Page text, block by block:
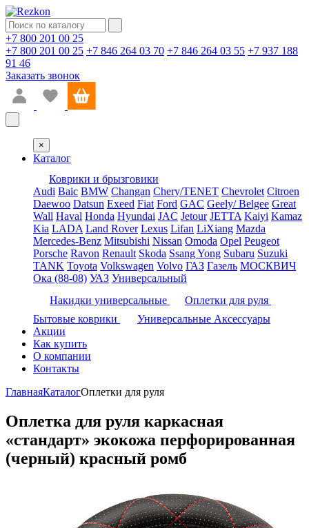
+7 800 201 00 25
+7 800 201 00 25 +7 846 264 03 70 +7 846 264 03 55 +7 937 188
91 46
Заказать звонок
×
Каталог
Коврики и брызговики
Audi Baic BMW Changan Chery/TENET Chevrolet Citroen
Daewoo Datsun Exeed Fiat Ford GAC Geely/ Belgee Great
Wall Haval Honda Hyundai JAC Jetour JETTA Kaiyi Kamaz
Kia LADA Land Rover Lexus Lifan LiXiang Mazda
Mercedes-Benz Mitsubishi Nissan Omoda Opel Peugeot
Porsche Ravon Renault Skoda Ssang Yong Subaru Suzuki
TANK Toyota Volkswagen Volvo ГАЗ Газель МОСКВИЧ
Ока (88-08) УАЗ Универсальный
Накидки универсальные
Оплетки для руля
Бытовые коврики
Универсальные Аксессуары
Акции
Как купить
О компании
Контакты
ГлавнаяКаталогОплетки для руля
Оплетка для руля каркасная
«стандарт» экокожа перфорированная
(черный) красный ромб